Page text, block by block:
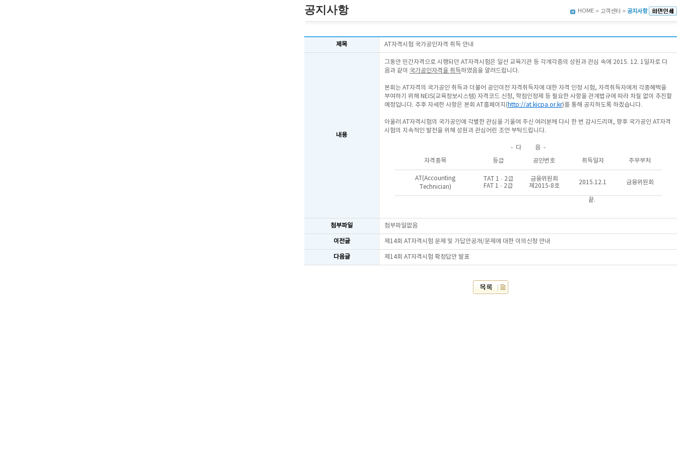
공지사항 HOME > 고객센터 > 공지사항
제목 AT자격시험 국가공인자격 취득 안내
내용
그동안 민간자격으로 시행되던 AT자격시험은 일선 교육기관 등 각계각층의 성원과 관심 속에 2015. 12. 1일자로 다
음과 같이 국가공인자격을 취득하였음을 알려드립니다.
본회는 AT자격의 국가공인 취득과 더불어 공인이전 자격취득자에 대한 자격 인정 시험, 자격취득자에게 각종혜택을
부여하기 위해 NEIS(교육정보시스템) 자격코드 신청, 학점인정제 등 필요한 사항을 관계법규에 따라 차질 없이 추진할
예정입니다. 추후 자세한 사항은 본회 AT홈페이지( http://at.kicpa.or.kr)를 통해 공지하도록 하겠습니다.
아울러 AT자격시험의 국가공인에 각별한 관심을 기울여 주신 여러분께 다시 한 번 감사드리며, 향후 국가공인 AT자격
시험의 지속적인 발전을 위해 성원과 관심어린 조언 부탁드립니다.
- 다 음 -
자격종목
등급 공인번호 취득일자 주무부처
AT(Accounting
Technician)
TAT 1 · 2급
FAT 1 · 2급
금융위원회
제2015-8호
2015.12.1 금융위원회
끝.
첨부파일 첨부파일없음
이전글 제14회 AT자격시험 문제 및 가답안공개/문제에 대한 이의신청 안내
다음글 제14회 AT자격시험 확정답안 발표